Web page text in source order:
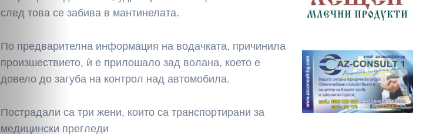
НАЧАЛО
след това се забива в мантинелата.
По предварителна информация на водачката, причинила
произшествието, ѝ е прилошало зад волана, което е
довело до загуба на контрол над автомобила.
Пострадали са три жени, които са транспортирани за
медицински прегледи